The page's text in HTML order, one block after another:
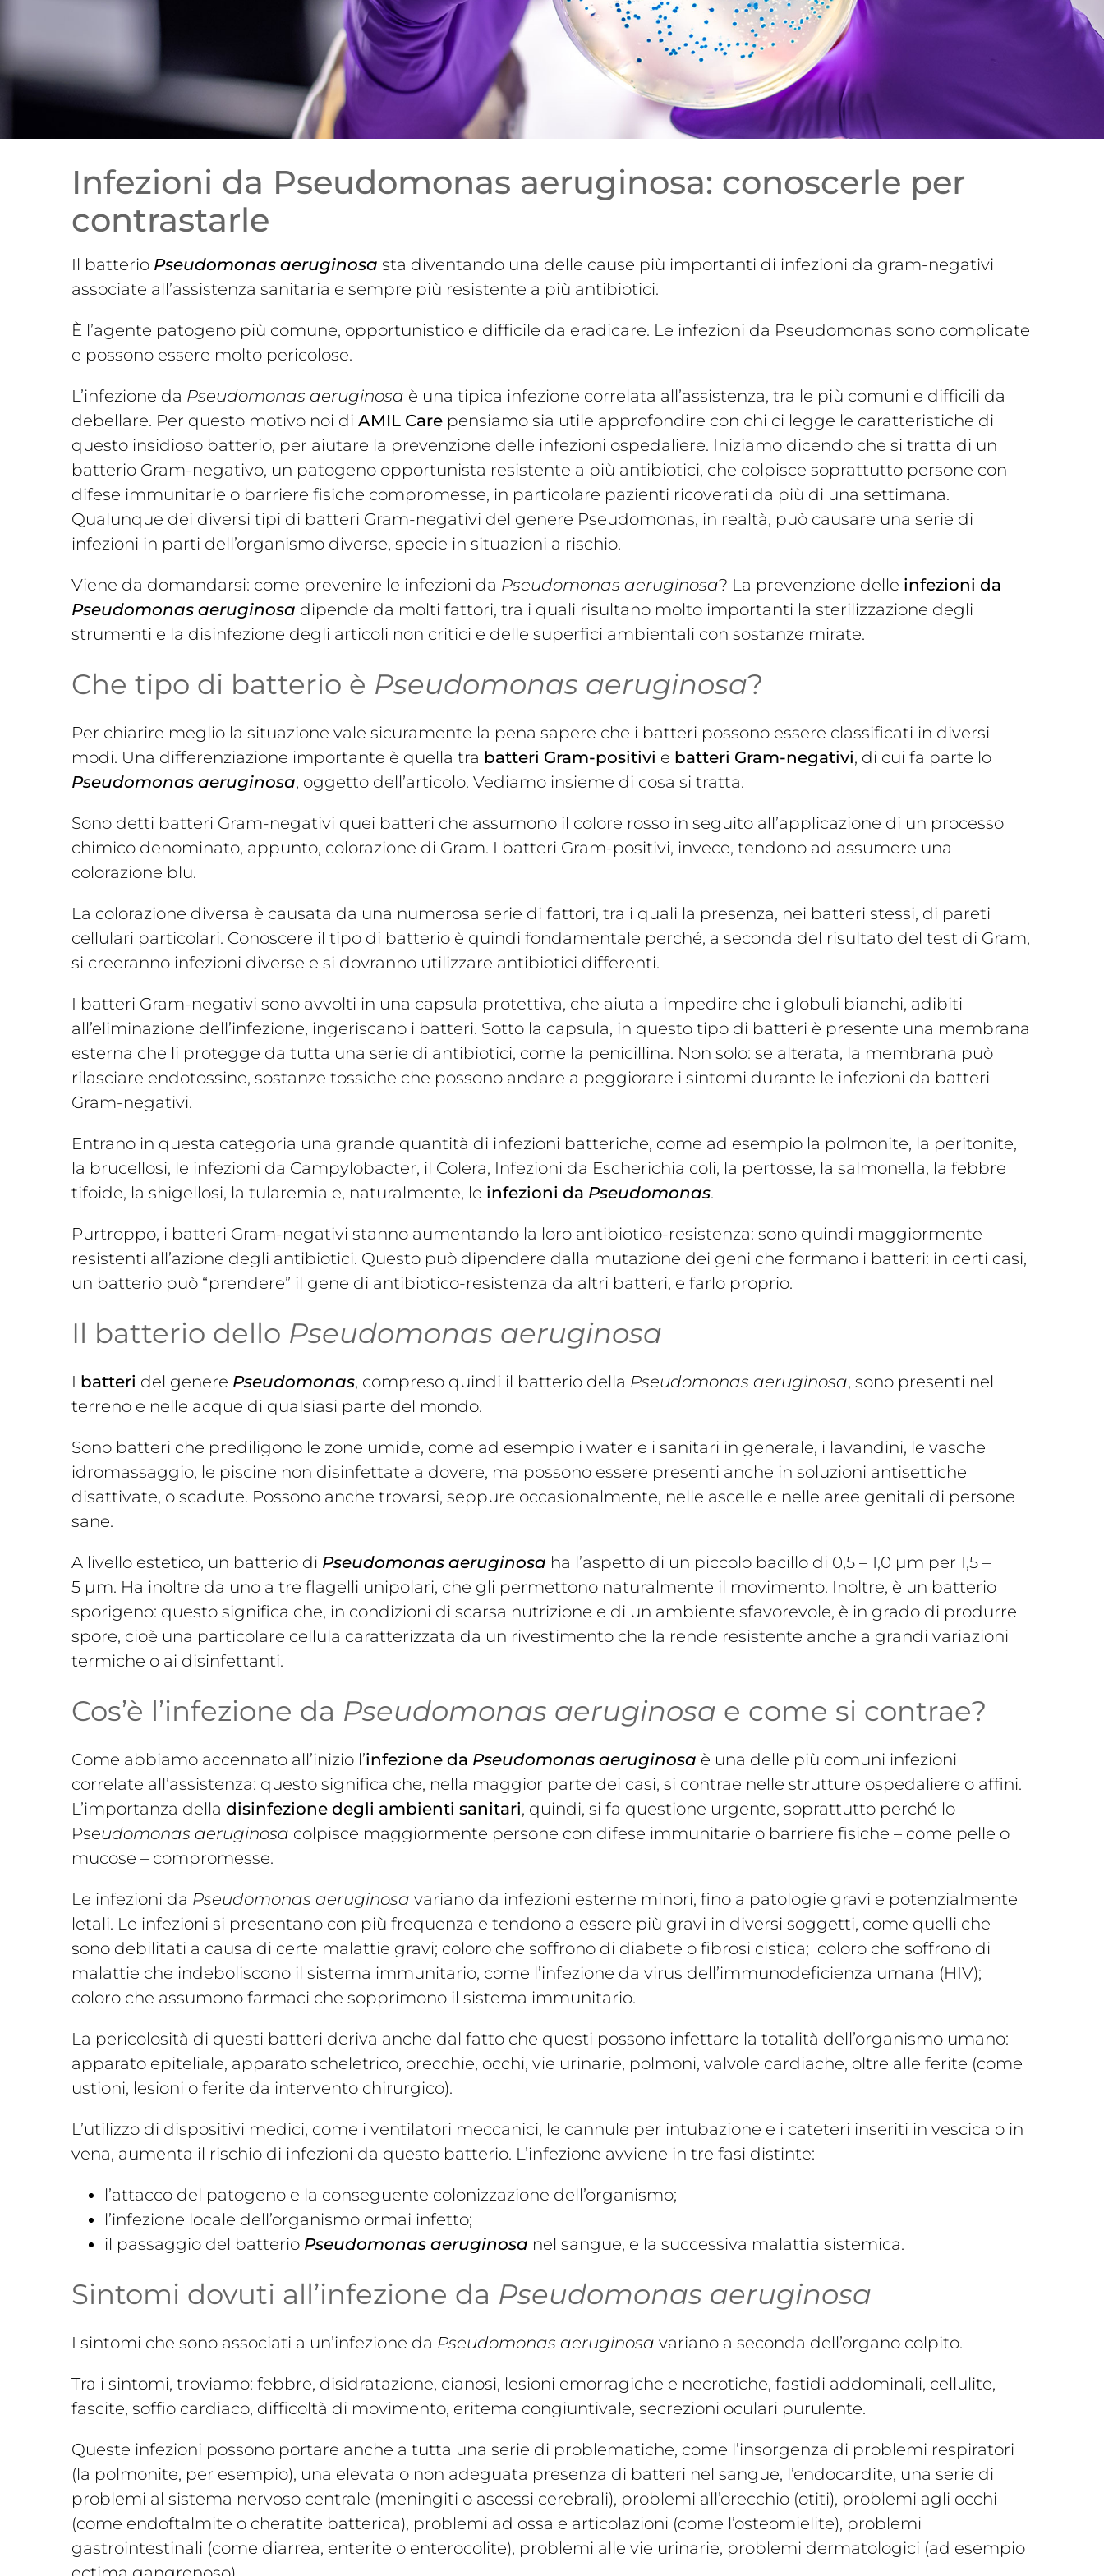
Infezioni da Pseudomonas aeruginosa: conoscerle per
contrastarle
Il batterioPseudomonas aeruginosa sta diventando una delle cause più importanti di infezioni da gram-negativi
associate all’assistenza sanitaria e sempre più resistente a più antibiotici.
È l’agente patogeno più comune, opportunistico e difficile da eradicare. Le infezioni da Pseudomonas sono complicate
e possono essere molto pericolose.
L’infezione da Pseudomonas aeruginosa è una tipica infezione correlata all’assistenza, tra le più comuni e difficili da
debellare. Per questo motivo noi di AMIL Carepensiamo sia utile approfondire con chi ci legge le caratteristiche di
questo insidioso batterio, per aiutare la prevenzione delle infezioni ospedaliere. Iniziamo dicendo che si tratta di un
batterio Gram-negativo, un patogeno opportunista resistente a più antibiotici, che colpisce soprattutto persone con
difese immunitarie o barriere fisiche compromesse, in particolare pazienti ricoverati da più di una settimana.
Qualunque dei diversi tipi di batteri Gram-negativi del genere Pseudomonas, in realtà, può causare una serie di
infezioni in parti dell’organismo diverse, specie in situazioni a rischio.
Viene da domandarsi: come prevenire le infezioni da Pseudomonas aeruginosa? La prevenzione delle infezioni da
Pseudomonas aeruginosa dipende da molti fattori, tra i quali risultano molto importanti la sterilizzazione degli
strumenti e la disinfezione degli articoli non critici e delle superfici ambientali con sostanze mirate.
Che tipo di batterio è Pseudomonas aeruginosa?
Per chiarire meglio la situazione vale sicuramente la pena sapere che i batteri possono essere classificati in diversi
modi. Una differenziazione importante è quella tra batteri Gram-positivi e batteri Gram-negativi, di cui fa parte lo
Pseudomonas aeruginosa, oggetto dell’articolo. Vediamo insieme di cosa si tratta.
Sono detti batteri Gram-negativi quei batteri che assumono il colore rosso in seguito all’applicazione di un processo
chimico denominato, appunto, colorazione di Gram. I batteri Gram-positivi, invece, tendono ad assumere una
colorazione blu.
La colorazione diversa è causata da una numerosa serie di fattori, tra i quali la presenza, nei batteri stessi, di pareti
cellulari particolari. Conoscere il tipo di batterio è quindi fondamentale perché, a seconda del risultato del test di Gram,
si creeranno infezioni diverse e si dovranno utilizzare antibiotici differenti.
I batteri Gram-negativi sono avvolti in una capsula protettiva, che aiuta a impedire che i globuli bianchi, adibiti
all’eliminazione dell’infezione, ingeriscano i batteri. Sotto la capsula, in questo tipo di batteri è presente una membrana
esterna che li protegge da tutta una serie di antibiotici, come la penicillina. Non solo: se alterata, la membrana può
rilasciare endotossine, sostanze tossiche che possono andare a peggiorare i sintomi durante le infezioni da batteri
Gram-negativi.
Entrano in questa categoria una grande quantità di infezioni batteriche, come ad esempio la polmonite, la peritonite,
la brucellosi, le infezioni da Campylobacter, il Colera, Infezioni da Escherichia coli, la pertosse, la salmonella, la febbre
tifoide, la shigellosi, la tularemia e, naturalmente, le infezioni da Pseudomonas.
Purtroppo, i batteri Gram-negativi stanno aumentando la loro antibiotico-resistenza: sono quindi maggiormente
resistenti all’azione degli antibiotici. Questo può dipendere dalla mutazione dei geni che formano i batteri: in certi casi,
un batterio può “prendere” il gene di antibiotico-resistenza da altri batteri, e farlo proprio.
Il batterio dello Pseudomonas aeruginosa
I batteri del genere Pseudomonas, compreso quindi il batterio della Pseudomonas aeruginosa, sono presenti nel
terreno e nelle acque di qualsiasi parte del mondo.
Sono batteri che prediligono le zone umide, come ad esempio i water e i sanitari in generale, i lavandini, le vasche
idromassaggio, le piscine non disinfettate a dovere, ma possono essere presenti anche in soluzioni antisettiche
disattivate, o scadute. Possono anche trovarsi, seppure occasionalmente, nelle ascelle e nelle aree genitali di persone
sane.
A livello estetico, un batterio di Pseudomonas aeruginosa ha l’aspetto di un piccolo bacillo di 0,5 – 1,0 µm per 1,5 –
5 µm. Ha inoltre da uno a tre flagelli unipolari, che gli permettono naturalmente il movimento. Inoltre, è un batterio
sporigeno: questo significa che, in condizioni di scarsa nutrizione e di un ambiente sfavorevole, è in grado di produrre
spore, cioè una particolare cellula caratterizzata da un rivestimento che la rende resistente anche a grandi variazioni
termiche o ai disinfettanti.
Cos’è l’infezione da Pseudomonas aeruginosa e come si contrae?
Come abbiamo accennato all’inizio l’infezione da Pseudomonas aeruginosa è una delle più comuni infezioni
correlate all’assistenza: questo significa che, nella maggior parte dei casi, si contrae nelle strutture ospedaliere o affini.
L’importanza della disinfezione degli ambienti sanitari, quindi, si fa questione urgente, soprattutto perché lo
Pseudomonas aeruginosa colpisce maggiormente persone con difese immunitarie o barriere fisiche – come pelle o
mucose – compromesse.
Le infezioni da Pseudomonas aeruginosa variano da infezioni esterne minori, fino a patologie gravi e potenzialmente
letali. Le infezioni si presentano con più frequenza e tendono a essere più gravi in diversi soggetti, come quelli che
sono debilitati a causa di certe malattie gravi; coloro che soffrono di diabete o fibrosi cistica; coloro che soffrono di
malattie che indeboliscono il sistema immunitario, come l’infezione da virus dell’immunodeficienza umana (HIV);
coloro che assumono farmaci che sopprimono il sistema immunitario.
La pericolosità di questi batteri deriva anche dal fatto che questi possono infettare la totalità dell’organismo umano:
apparato epiteliale, apparato scheletrico, orecchie, occhi, vie urinarie, polmoni, valvole cardiache, oltre alle ferite (come
ustioni, lesioni o ferite da intervento chirurgico).
L’utilizzo di dispositivi medici, come i ventilatori meccanici, le cannule per intubazione e i cateteri inseriti in vescica o in
vena, aumenta il rischio di infezioni da questo batterio. L’infezione avviene in tre fasi distinte:
l’attacco del patogeno e la conseguente colonizzazione dell’organismo;
l’infezione locale dell’organismo ormai infetto;
il passaggio del batterio Pseudomonas aeruginosa nel sangue, e la successiva malattia sistemica.
Sintomi dovuti all’infezione da Pseudomonas aeruginosa
I sintomi che sono associati a un’infezione da Pseudomonas aeruginosa variano a seconda dell’organo colpito.
Tra i sintomi, troviamo: febbre, disidratazione, cianosi, lesioni emorragiche e necrotiche, fastidi addominali, cellulite,
fascite, soffio cardiaco, difficoltà di movimento, eritema congiuntivale, secrezioni oculari purulente.
Queste infezioni possono portare anche a tutta una serie di problematiche, come l’insorgenza di problemi respiratori
(la polmonite, per esempio), una elevata o non adeguata presenza di batteri nel sangue, l’endocardite, una serie di
problemi al sistema nervoso centrale (meningiti o ascessi cerebrali), problemi all’orecchio (otiti), problemi agli occhi
(come endoftalmite o cheratite batterica), problemi ad ossa e articolazioni (come l’osteomielite), problemi
gastrointestinali (come diarrea, enterite o enterocolite), problemi alle vie urinarie, problemi dermatologici (ad esempio